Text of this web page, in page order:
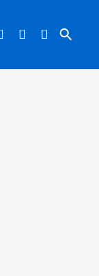
search